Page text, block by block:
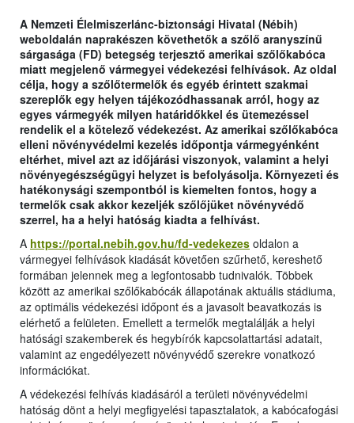
A Nemzeti Élelmiszerlánc-biztonsági Hivatal (Nébih)
weboldalán naprakészen követhetők a szőlő aranyszínű
sárgasága (FD) betegség terjesztő amerikai szőlőkabóca
miatt megjelenő vármegyei védekezési felhívások. Az oldal
célja, hogy a szőlőtermelők és egyéb érintett szakmai
szereplők egy helyen tájékozódhassanak arról, hogy az
egyes vármegyék milyen határidőkkel és ütemezéssel
rendelik el a kötelező védekezést. Az amerikai szőlőkabóca
elleni növényvédelmi kezelés időpontja vármegyénként
eltérhet, mivel azt az időjárási viszonyok, valamint a helyi
növényegészségügyi helyzet is befolyásolja. Környezeti és
hatékonysági szempontból is kiemelten fontos, hogy a
termelők csak akkor kezeljék szőlőjüket növényvédő
szerrel, ha a helyi hatóság kiadta a felhívást.
A https://portal.nebih.gov.hu/fd-vedekezes oldalon a
vármegyei felhívások kiadását követően szűrhető, kereshető
formában jelennek meg a legfontosabb tudnivalók. Többek
között az amerikai szőlőkabócák állapotának aktuális stádiuma,
az optimális védekezési időpont és a javasolt beavatkozás is
elérhető a felületen. Emellett a termelők megtalálják a helyi
hatósági szakemberek és hegybírók kapcsolattartási adatait,
valamint az engedélyezett növényvédő szerekre vonatkozó
információkat.
A védekezési felhívás kiadásáról a területi növényvédelmi
hatóság dönt a helyi megfigyelési tapasztalatok, a kabócafogási